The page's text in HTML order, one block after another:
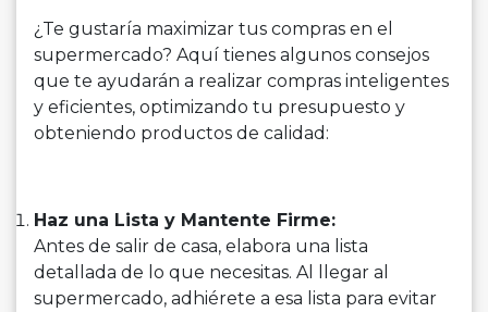
¿Te gustaría maximizar tus compras en el
supermercado? Aquí tienes algunos consejos
que te ayudarán a realizar compras inteligentes
y eficientes, optimizando tu presupuesto y
obteniendo productos de calidad:
Haz una Lista y Mantente Firme:
Antes de salir de casa, elabora una lista
detallada de lo que necesitas. Al llegar al
supermercado, adhiérete a esa lista para evitar